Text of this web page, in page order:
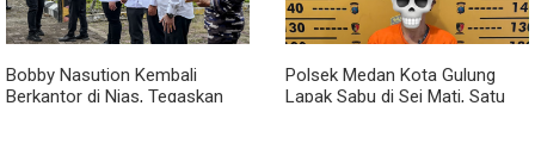
Bobby Nasution Kembali
Berkantor di Nias, Tegaskan
Polsek Medan Kota Gulung
Lapak Sabu di Sei Mati, Satu